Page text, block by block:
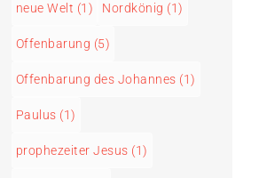
neue Welt (1) Nordkönig (1)
Offenbarung (5)
Offenbarung des Johannes (1)
Paulus (1)
prophezeiter Jesus (1)